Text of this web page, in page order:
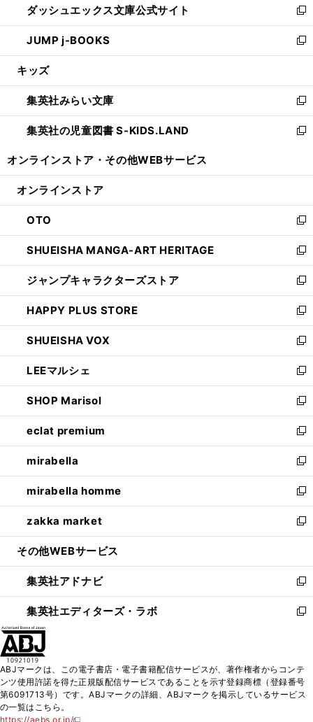
く
ド
ウ
で
開
ィ
ン
ド
ウ
開
く
い
ウ
ィ
ン
ウ
で
開
く
ダッシュエックス文庫公式サイト
新
し
い
ウ
ン
ド
ウ
で
JUMP j-BOOKS
新
し
ウ
ィ
ン
ド
開
キッズ
集英社みらい文庫
新
し
い
ン
ウ
で
開
く
集英社の児童図書 S-KIDS.LAND
新
ウ
ン
ド
ウ
で
開
く
オンラインストア・ その他WEBサービス
オンラインストア
OTO
新
し
い
ウ
ィ
ン
ド
ウ
で
開
く
SHUEISHA MANGA-ART HERITAGE
新
し
い
ウ
ィ
ン
ド
ウ
で
開
く
ジャンプキャラクターズストア
新
し
い
ウ
ィ
ン
ド
ウ
で
開
く
HAPPY PLUS STORE
新
し
い
ウ
ィ
ン
ド
ウ
で
開
く
SHUEISHA VOX
新
し
い
ウ
ィ
ン
ド
ウ
で
開
く
LEEマルシェ
新
し
い
ウ
ィ
ン
ド
ウ
で
開
く
SHOP Marisol
新
し
い
ウ
ィ
ン
ド
ウ
で
開
eclat premium
新
し
い
ウ
ィ
ン
ド
ウ
開
く
mirabella
新
し
い
ウ
ィ
ン
ウ
で
開
く
mirabella homme
新
し
い
ウ
ン
ド
ウ
で
zakka market
新
し
ウ
ィ
ン
ド
く
その他WEBサービス
集英社アドナビ
新
し
い
ド
ウ
で
集英社エディターズ・ラボ
新
ィ
ン
ド
ABJマークは、この電子書店・電子書籍配信サービスが、著作権者からコンテ
ンツ使用許諾を得た正規版配信サービスであることを示す登録商標（登録番号
第6091713号）です。ABJマークの詳細、ABJマークを掲示しているサービス
の一覧はこちら。
https://aebs.or.jp/